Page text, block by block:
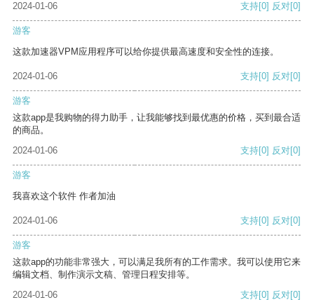
2024-01-06 支持[0] 反对[0]
游客
这款加速器VPM应用程序可以给你提供最高速度和安全性的连接。
2024-01-06 支持[0] 反对[0]
游客
这款app是我购物的得力助手，让我能够找到最优惠的价格，买到最合适
的商品。
2024-01-06
支持[0] 反对[0]
游客
我喜欢这个软件 作者加油
2024-01-06 支持[0] 反对[0]
游客
这款app的功能非常强大，可以满足我所有的工作需求。我可以使用它来
编辑文档、制作演示文稿、管理日程安排等。
2024-01-06
支持[0] 反对[0]